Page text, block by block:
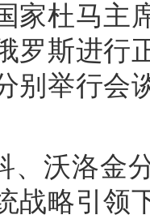
家杜马主
罗斯进行
别举行会
、沃洛金
战略引领